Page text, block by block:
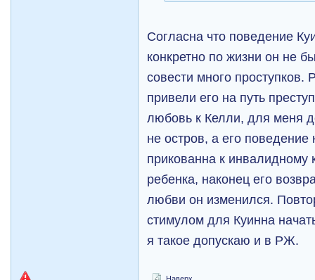
Согласна что поведение
конкретно по жизни он не
совести много проступков.
привели его на путь
любовь к Келли, для меня
не остров, а его
прикованна к инвалидному
ребенка, наконец его
любви он изменился.
стимулом для Куинна
я такое допускаю и в РЖ.